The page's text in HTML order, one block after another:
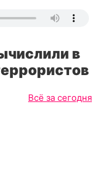
в
Всё за сегодня